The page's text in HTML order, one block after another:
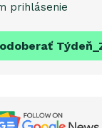
prihlásenie